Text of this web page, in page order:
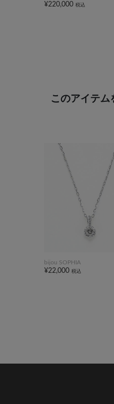
¥220,000 税込
このアイテム
bijou SOPHIA
¥22,000 税込